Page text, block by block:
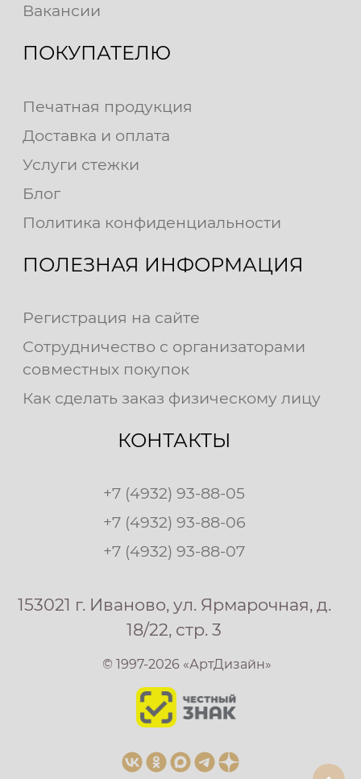
Вакансии
ПОКУПАТЕЛЮ
Печатная продукция
Доставка и оплата
Услуги стежки
Блог
Политика конфиденциальности
ПОЛЕЗНАЯ ИНФОРМАЦИЯ
Регистрация на сайте
Сотрудничество с организаторами
совместных покупок
Как сделать заказ физическому лицу
КОНТАКТЫ
+7 (4932) 93-88-05
+7 (4932) 93-88-06
+7 (4932) 93-88-07
153021 г. Иваново, ул. Ярмарочная, д.
18/22, стр. 3
© 1997-2026 «АртДизайн»